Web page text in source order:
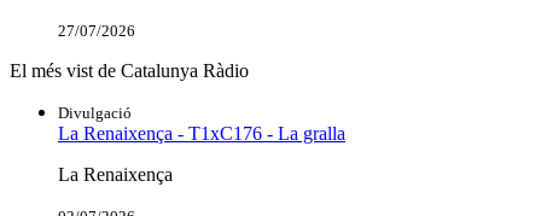
27/07/2026
El més vist de Catalunya Ràdio
Divulgació
La Renaixença - T1xC176 - La gralla
La Renaixença